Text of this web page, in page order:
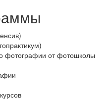
фотографии от фотошколы